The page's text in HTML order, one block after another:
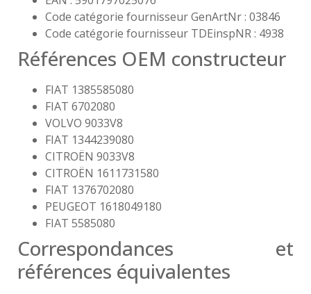
Code catégorie fournisseur GenArtNr : 03846
Code catégorie fournisseur TDEinspNR : 4938
Références OEM constructeur
FIAT 1385585080
FIAT 6702080
VOLVO 9033V8
FIAT 1344239080
CITROËN 9033V8
CITROËN 1611731580
FIAT 1376702080
PEUGEOT 1618049180
FIAT 5585080
Correspondances et
références équivalentes